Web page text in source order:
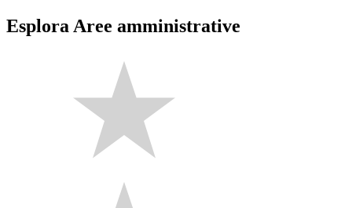
Esplora Aree amministrative